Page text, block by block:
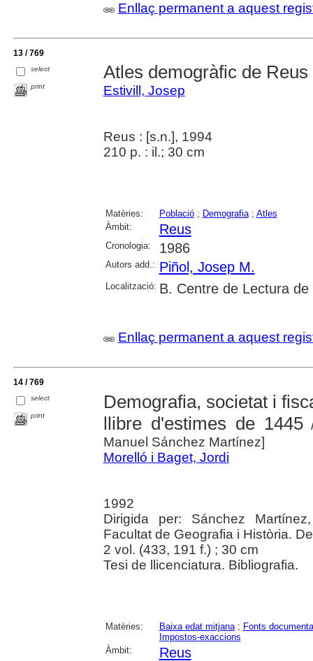
Enllaç permanent a aquest
13 / 769
select
print
Atles demogràfic de Reus
Estivill, Josep
Reus : [s.n.], 1994
210 p. : il.; 30 cm
Matèries: Població; Demografia; Atles
Àmbit:
Reus
Cronologia: 1986
Autors add.: Piñol, Josep M.
Localització: B. Centre de Lectura de
Enllaç permanent a aquest
14 / 769
select
print
Demografia, societat i
llibre d'estimes de 1445/
Manuel Sánchez Martínez]
Morelló i Baget, Jordi
1992
Dirigida per: Sánchez
Facultat de Geografia i Història.
2 vol. (433, 191 f.) ; 30 cm
Tesi de llicenciatura. Bibliografia.
Matèries: Baixa edat mitjana; Fonts
Impostos-exaccions
Àmbit:
Reus